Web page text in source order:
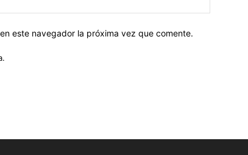
este navegador la próxima vez que comente.